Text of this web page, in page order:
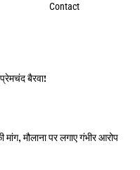
Contact
बैरवा!
मौलाना पर लगाए गंभीर आरोप